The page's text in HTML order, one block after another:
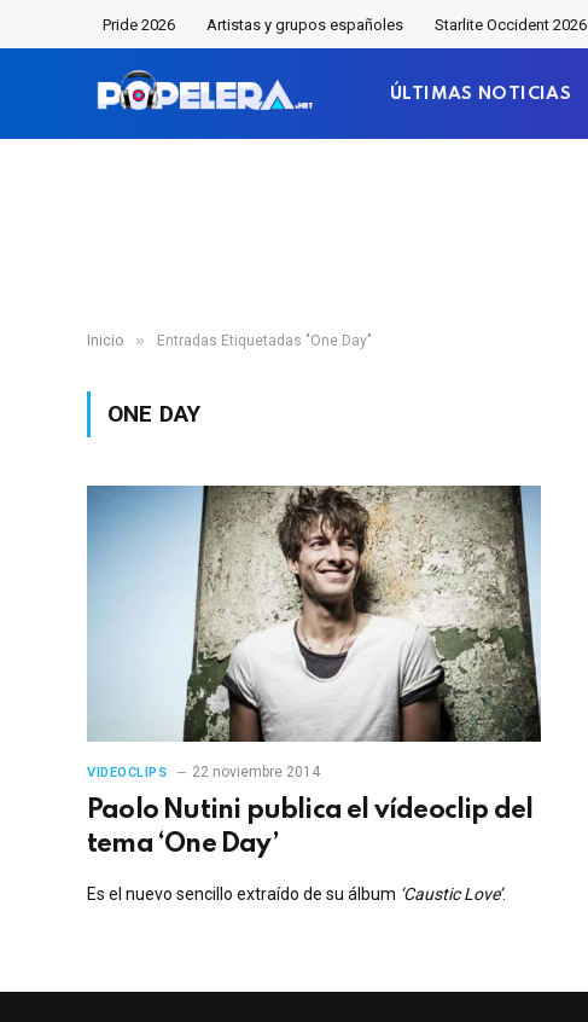
Pride 2026 Artistas y grupos españoles Starlite Occident 2026
ÚLTIMAS NOTICIAS
Inicio » Entradas Etiquetadas "One Day"
ONE DAY
VIDEOCLIPS 22 noviembre 2014
Paolo Nutini publica el vídeoclip del
tema ‘One Day’
Es el nuevo sencillo extraído de su álbum ‘Caustic Love’.